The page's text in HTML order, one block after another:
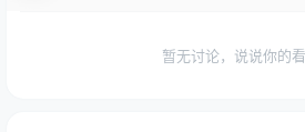
暂无讨论，说说你的